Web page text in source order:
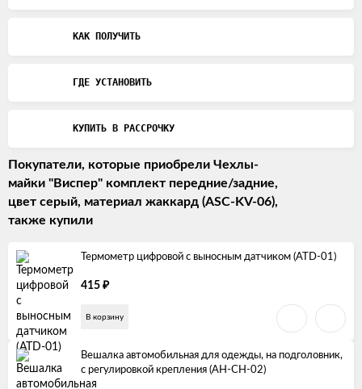
КАК ПОЛУЧИТЬ
ГДЕ УСТАНОВИТЬ
КУПИТЬ В РАССРОЧКУ
Покупатели, которые приобрели Чехлы-
майки "Виспер" комплект передние/задние,
цвет серый, материал жаккард (ASC-KV-06),
также купили
Термометр цифровой с выносным датчиком (ATD-01)
415 ₽
В корзину
Вешалка автомобильная для одежды, на подголовник,
с регулировкой крепления (AH-CH-02)